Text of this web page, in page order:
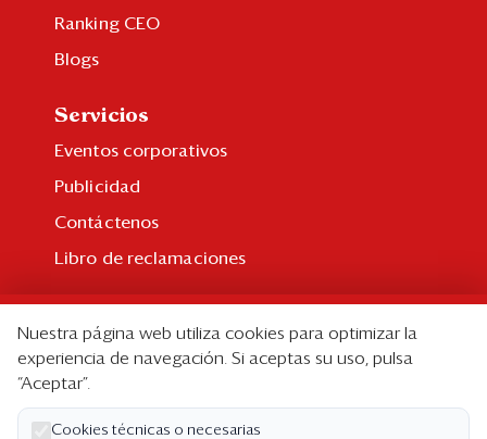
Ranking CEO
Blogs
Servicios
Eventos corporativos
Publicidad
Contáctenos
Libro de reclamaciones
Suscripción individual
Paquetes corporativos
Edición Impresa
Nuestra página web utiliza cookies para optimizar la
experiencia de navegación. Si aceptas su uso, pulsa
“Aceptar”.
Cookies técnicas o necesarias